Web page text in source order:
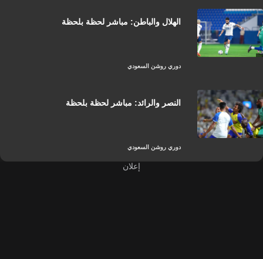
دوري روشن السعودي
الهلال والباطن: مباشر لحظة بلحظة
دوري روشن السعودي
النصر والرائد: مباشر لحظة بلحظة